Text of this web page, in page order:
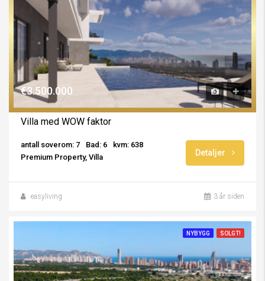
€3.500.000
Villa med WOW faktor
antall soverom: 7 Bad: 6
kvm: 638
Premium Property, Villa
Detaljer
easyliving 3 år siden
NYBYGG SOLGT!